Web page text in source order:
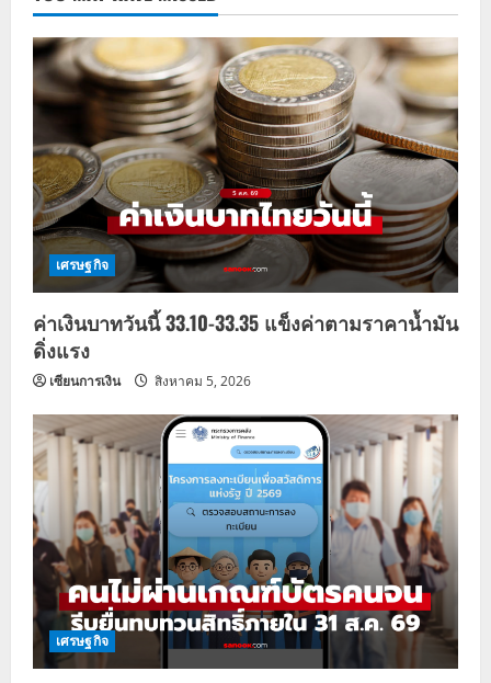
เศรษฐกิจ
ค่าเงินบาทวันนี้ 33.10-33.35 แข็งค่าตามราคาน้ำมัน
ดิ่งแรง
เซียนการเงิน สิงหาคม 5, 2026
เศรษฐกิจ